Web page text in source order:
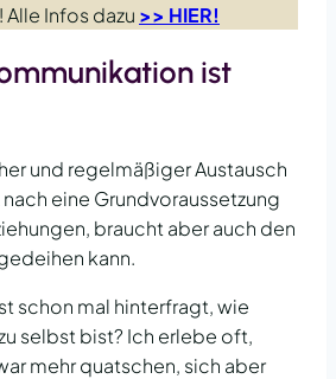
Alle Infos dazu >> HIER!
ist
und regelmäßiger Austausch
eine Grundvoraussetzung
braucht aber auch den
kann.
schon mal hinterfragt, wie
selbst bist? Ich erlebe oft,
mehr quatschen, sich aber